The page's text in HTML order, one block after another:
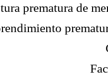
prematura de